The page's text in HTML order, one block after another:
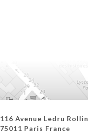
116 Avenue Ledru Rollin
75011 Paris France